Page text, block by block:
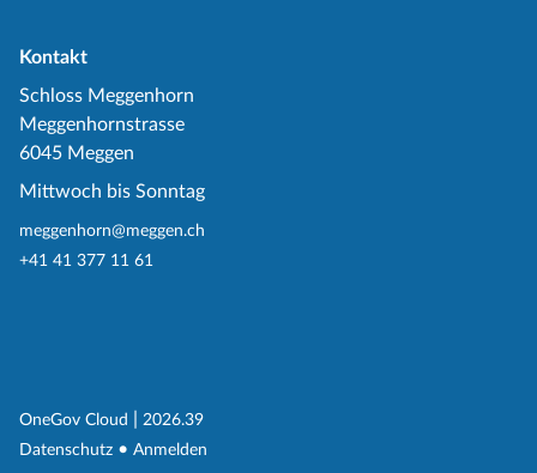
Kontakt
Schloss Meggenhorn
Meggenhornstrasse
6045 Meggen
Mittwoch bis Sonntag
meggenhorn@meggen.ch
+41 41 377 11 61
OneGov Cloud (External Link)
2026.39
Datenschutz (External Link)
Anmelden